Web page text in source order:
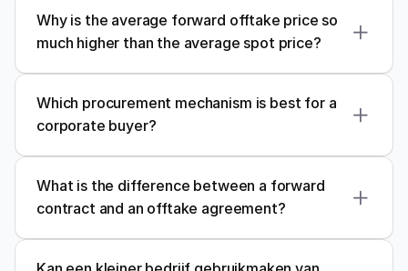
Why is the average forward offtake price so
much higher than the average spot price?
Which procurement mechanism is best for a
corporate buyer?
What is the difference between a forward
contract and an offtake agreement?